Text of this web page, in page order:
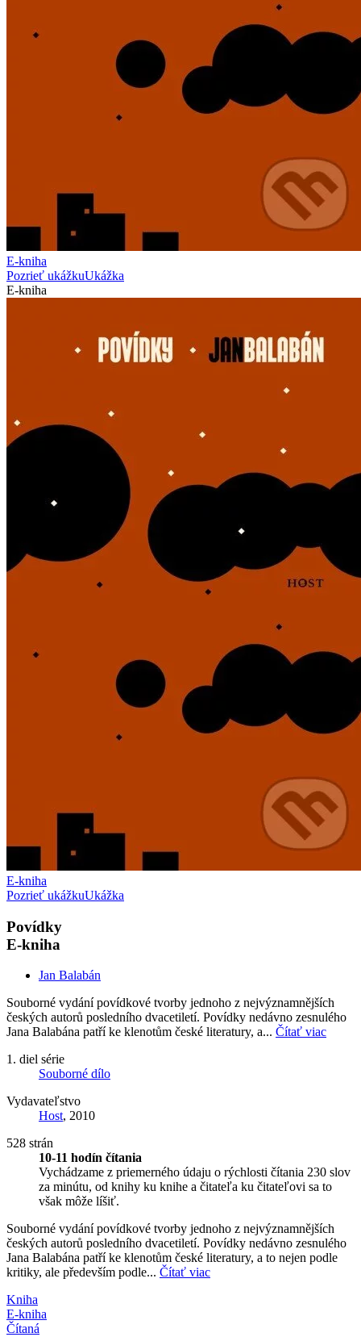
E-kniha
Pozrieť ukážkuUkážka
E-kniha
E-kniha
Pozrieť ukážkuUkážka
Povídky
E-kniha
Jan Balabán
Souborné vydání povídkové tvorby jednoho z nejvýznamnějších
českých autorů posledního dvacetiletí. Povídky nedávno zesnulého
Jana Balabána patří ke klenotům české literatury, a... Čítať viac
1. diel série
Souborné dílo
Vydavateľstvo
Host, 2010
528 strán
10-11 hodín čítania
Vychádzame z priemerného údaju o rýchlosti čítania 230 slov
za minútu, od knihy ku knihe a čitateľa ku čitateľovi sa to
však môže líšiť.
Souborné vydání povídkové tvorby jednoho z nejvýznamnějších
českých autorů posledního dvacetiletí. Povídky nedávno zesnulého
Jana Balabána patří ke klenotům české literatury, a to nejen podle
kritiky, ale především podle... Čítať viac
Kniha
E-kniha
Čítaná